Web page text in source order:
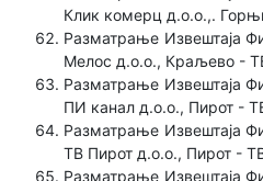
Клик комерц д.о.о.,.
Разматрање Извештаја
Мелос д.о.о., Краљево -
Разматрање Извештаја
ПИ канал д.о.о., Пирот -
Разматрање Извештаја
ТВ Пирот д.о.о., Пирот -
Разматрање Извештаја